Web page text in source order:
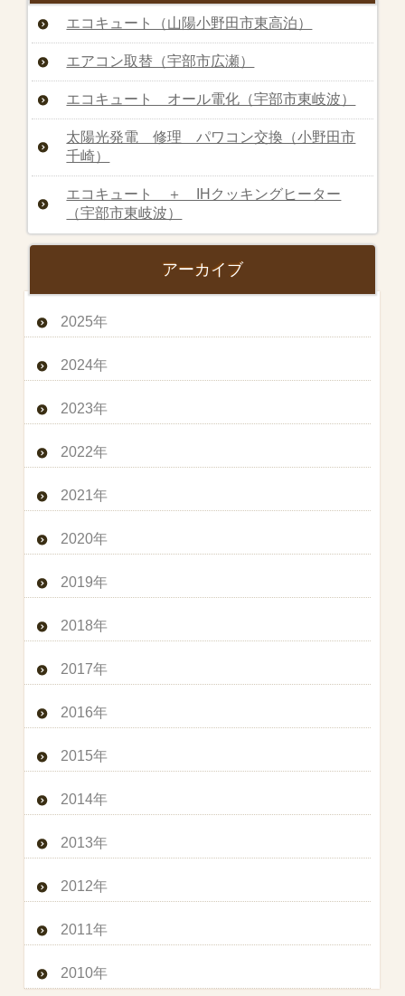
エコキュート（山陽小野田市東高泊）
エアコン取替（宇部市広瀬）
エコキュート オール電化（宇部市東岐波）
太陽光発電 修理 パワコン交換（小野田市
千崎）
エコキュート ＋ IHクッキングヒーター
（宇部市東岐波）
アーカイブ
2025年
2024年
2023年
2022年
2021年
2020年
2019年
2018年
2017年
2016年
2015年
2014年
2013年
2012年
2011年
2010年